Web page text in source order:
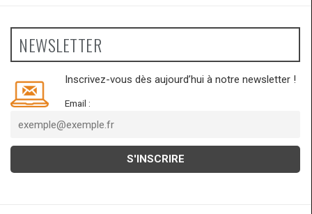
NEWSLETTER
Inscrivez-vous dès aujourd’hui à notre newsletter !
Email :